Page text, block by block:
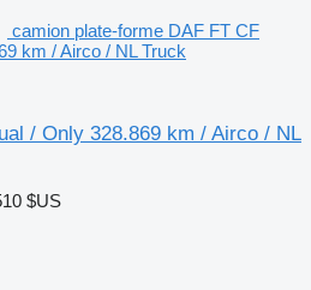
camion plate-forme DAF FT CF
km / Airco / NL Truck
/ Only 328.869 km / Airco / NL
$US